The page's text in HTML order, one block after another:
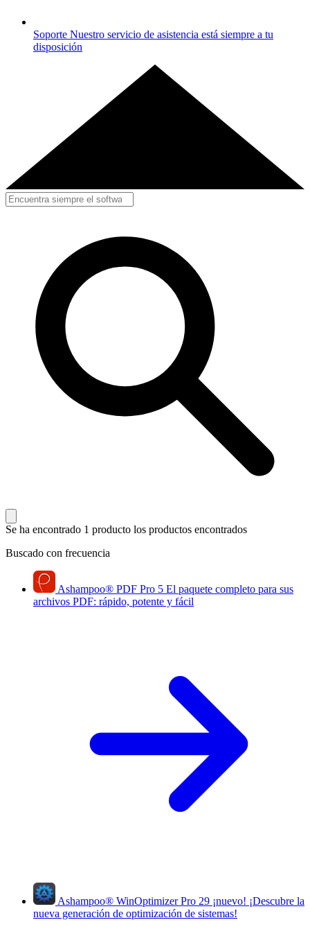
Soporte Nuestro servicio de asistencia está siempre a tu
disposición
Se ha encontrado 1 producto los productos encontrados
Buscado con frecuencia
Ashampoo® PDF Pro 5 El paquete completo para sus
archivos PDF: rápido, potente y fácil
Ashampoo® WinOptimizer Pro 29 ¡nuevo! ¡Descubre la
nueva generación de optimización de sistemas!